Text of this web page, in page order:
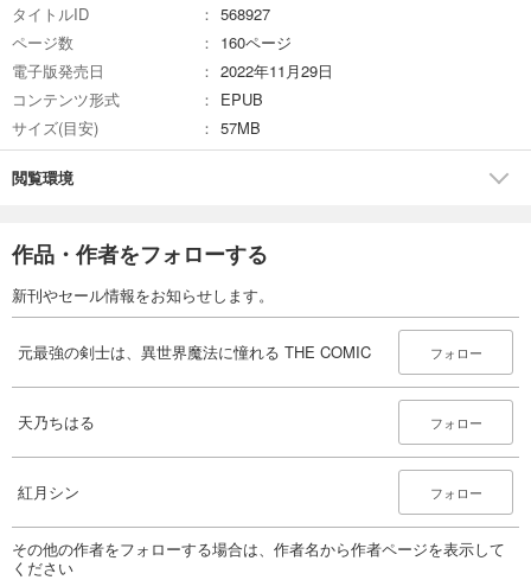
タイトルID
568927
ページ数
160ページ
電子版発売日
2022年11月29日
コンテンツ形式
EPUB
サイズ(目安)
57MB
閲覧環境
作品・作者をフォローする
新刊やセール情報をお知らせします。
元最強の剣士は、異世界魔法に憧れる THE COMIC フォロー
天乃ちはる フォロー
紅月シン フォロー
その他の作者をフォローする場合は、作者名から作者ページを表示して
ください